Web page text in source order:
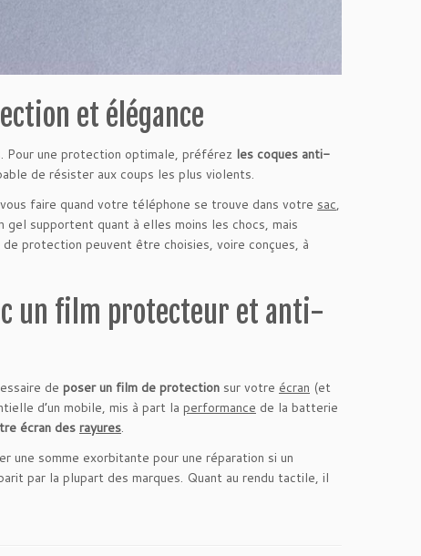
et élégance
Pour une protection optimale, préférez les coques anti-
de résister aux coups les plus violents.
faire quand votre téléphone se trouve dans votre sac,
supportent quant à elles moins les chocs, mais
protection peuvent être choisies, voire conçues, à
un film protecteur et anti-
de poser un film de protection sur votre écran (et
d’un mobile, mis à part la performance de la batterie
écran des rayures.
une somme exorbitante pour une réparation si un
par la plupart des marques. Quant au rendu tactile, il